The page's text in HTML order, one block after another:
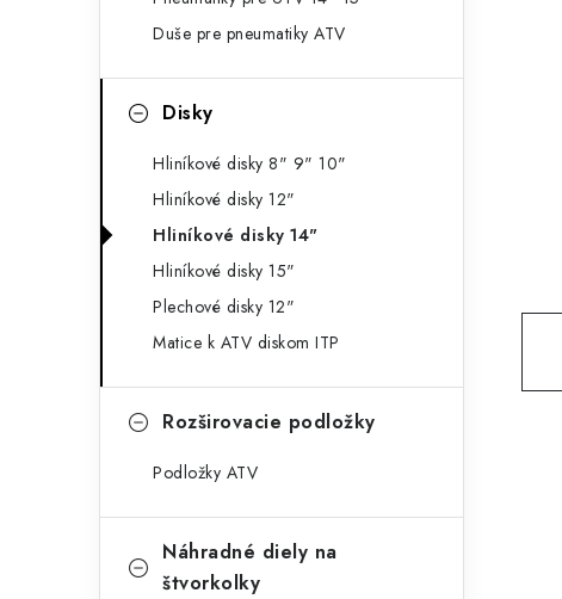
p
e
Duše pre pneumatiky ATV
Disky
Hliníkové disky 8" 9" 10"
Hliníkové disky 12"
Hliníkové disky 14"
Hliníkové disky 15"
Plechové disky 12"
Matice k ATV diskom ITP
Rozširovacie podložky
Podložky ATV
Náhradné diely na
štvorkolky